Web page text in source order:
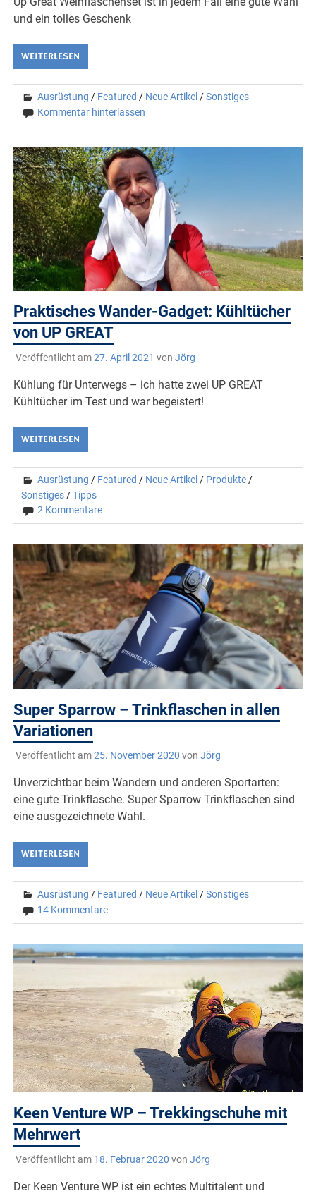
und ein tolles Geschenk
WEITERLESEN
Ausrüstung / Featured / Neue Artikel /Sonstiges
Kommentar hinterlassen
Praktisches Wander-Gadget: Kühltücher
von UP GREAT
Veröffentlicht am27. April 2021 von Jörg
Kühlung für Unterwegs – ich hatte zwei UP GREAT
Kühltücher im Test und war begeistert!
WEITERLESEN
Ausrüstung / Featured / Neue Artikel / Produkte /
Sonstiges /Tipps
2 Kommentare
Super Sparrow – Trinkflaschen in allen
Variationen
Veröffentlicht am25. November 2020 von Jörg
Unverzichtbar beim Wandern und anderen Sportarten:
eine gute Trinkflasche. Super Sparrow Trinkflaschen sind
eine ausgezeichnete Wahl.
WEITERLESEN
Ausrüstung / Featured / Neue Artikel /Sonstiges
14 Kommentare
Keen Venture WP – Trekkingschuhe mit
Mehrwert
Veröffentlicht am 18. Februar 2020 von Jörg
Der Keen Venture WP ist ein echtes Multitalent und